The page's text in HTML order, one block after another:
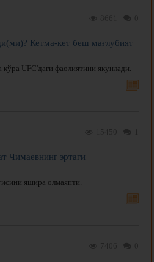
Кетма-кет беш мағлубият
кўра UFC'даги фаолиятини якунлади.
эртаги
яшира олмаяпти.